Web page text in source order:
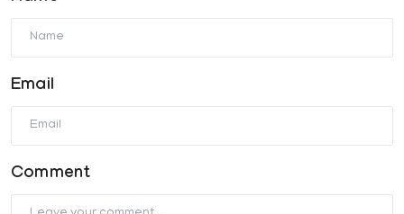
Email
Comment